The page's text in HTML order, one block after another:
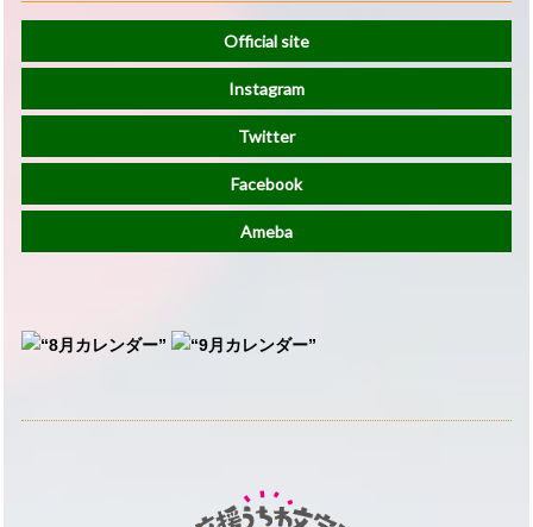
Official site
Instagram
Twitter
Facebook
Ameba